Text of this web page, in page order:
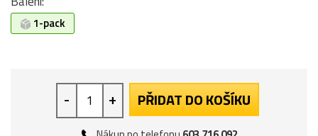
1-pack
- + PŘIDAT DO KOŠÍKU